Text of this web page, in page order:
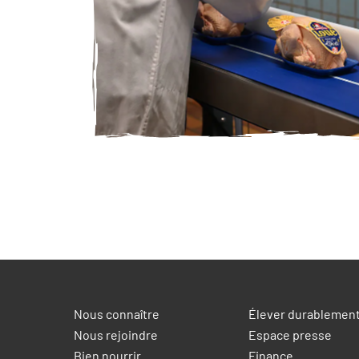
Notre pôle Amont France
Notre pôle Traiteur
Notre pôle Export & International
Notre pôle Volaille France
Nous connaître Élever durablement
Nous rejoindre
Espace presse
Bien nourrir
Finance